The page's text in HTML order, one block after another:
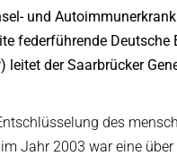
GOOD SCIENTIFIC
und
federführende Deutsche
leitet der Saarbrücker
des
Jahr 2003 war eine